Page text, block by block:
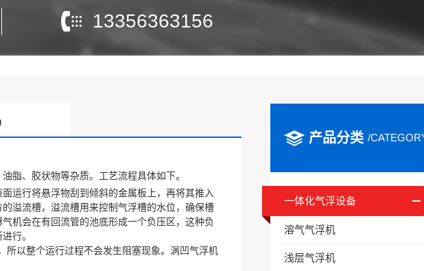
13356363156
脂、胶状物等杂质。工艺流程具体如下。
运行将悬浮物刮到倾斜的金属板上，再将其推入
溢流槽，溢流槽用来控制气浮槽的水位，确保槽
机会在有回流管的池底形成一个负压区，这种负
行。
以整个运行过程不会发生阻塞现象。涡凹气浮机
产品分类 /
一体化气浮设备
溶气气浮机
浅层气浮机